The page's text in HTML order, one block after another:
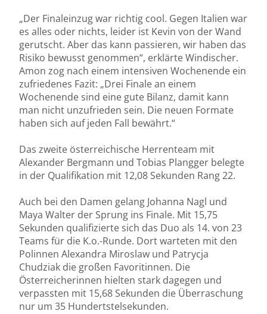
„Der Finaleinzug war richtig cool. Gegen Italien war
es alles oder nichts, leider ist Kevin von der Wand
gerutscht. Aber das kann passieren, wir haben das
Risiko bewusst genommen“, erklärte Windischer.
Amon zog nach einem intensiven Wochenende ein
zufriedenes Fazit: „Drei Finale an einem
Wochenende sind eine gute Bilanz, damit kann
man nicht unzufrieden sein. Die neuen Formate
haben sich auf jeden Fall bewährt.“
Das zweite österreichische Herrenteam mit
Alexander Bergmann und Tobias Plangger belegte
in der Qualifikation mit 12,08 Sekunden Rang 22.
Auch bei den Damen gelang Johanna Nagl und
Maya Walter der Sprung ins Finale. Mit 15,75
Sekunden qualifizierte sich das Duo als 14. von 23
Teams für die K.o.-Runde. Dort warteten mit den
Polinnen Alexandra Miroslaw und Patrycja
Chudziak die großen Favoritinnen. Die
Österreicherinnen hielten stark dagegen und
verpassten mit 15,68 Sekunden die Überraschung
nur um 35 Hundertstelsekunden.